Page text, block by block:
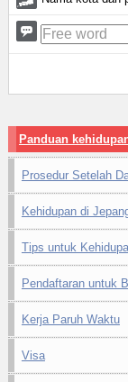
Panduan
Prosedur Setelah
Kehidupan di
Tips untuk
Pendaftaran untuk
Kerja Paruh Waktu
Visa